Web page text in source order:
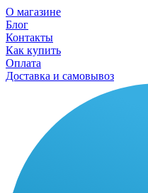
О магазине
Блог
Контакты
Как купить
Оплата
Доставка и самовывоз